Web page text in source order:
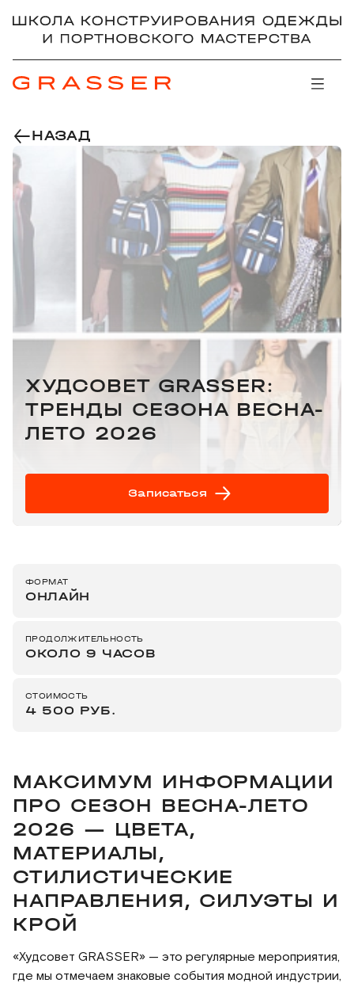
НАЗАД
ХУДСОВЕТ GRASSER:
ТРЕНДЫ СЕЗОНА ВЕСНА-
ЛЕТО 2026
Записаться
ФОРМАТ
ОНЛАЙН
ПРОДОЛЖИТЕЛЬНОСТЬ
ОКОЛО 9 ЧАСОВ
СТОИМОСТЬ
4 500 РУБ.
МАКСИМУМ ИНФОРМАЦИИ
ПРО СЕЗОН ВЕСНА-ЛЕТО
2026 — ЦВЕТА,
МАТЕРИАЛЫ,
СТИЛИСТИЧЕСКИЕ
НАПРАВЛЕНИЯ, СИЛУЭТЫ И
КРОЙ
«Худсовет GRASSER» — это регулярные мероприятия,
где мы отмечаем знаковые события модной индустрии,